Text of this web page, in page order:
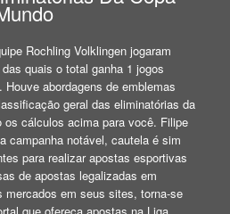
Rochling Volklingen jogaram
quais o total ganha 1 jogos
abordagens de emblemas
geral das eliminatórias da
cálculos acima para você. Filipe
campanha notável, cautela é sim
para realizar apostas esportivas
de apostas legalizadas em
mercados em seus sites, torna-se
que ofereça apostas na Liga